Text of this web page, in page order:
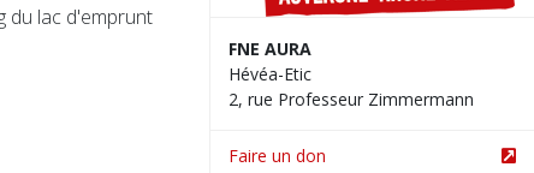
du lac d'emprunt
FNE AURA
Hévéa-Etic
2, rue Professeur Zimmermann
Faire un don